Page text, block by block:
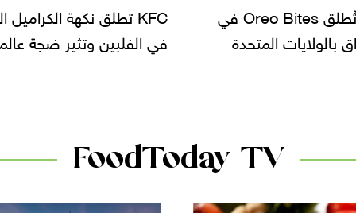
KFC تطلق نكهة الكراميل المملح
وتثير ضجة عالمية
دعوات للتحقيق في أسباب
سحب بعض ألبان
FoodToday TV